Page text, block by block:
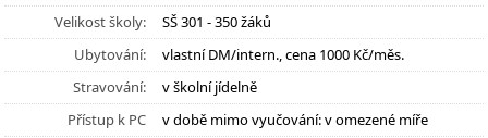
Velikost školy:
SŠ 301 - 350 žáků
Ubytování:
vlastní DM/intern., cena 1000 Kč/měs.
Stravování:
v školní jídelně
Přístup k PC
v době mimo vyučování: v omezené míře